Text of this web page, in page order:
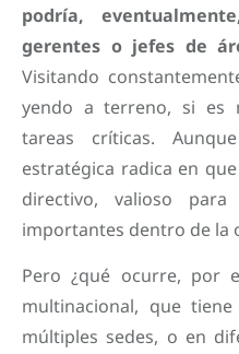
podría,
gerentes o jefes de
Visitando
yendo a terreno, si es
tareas críticas.
estratégica radica en
directivo, valioso
importantes dentro de la
Pero ¿qué ocurre, por
multinacional, que
múltiples sedes, o en